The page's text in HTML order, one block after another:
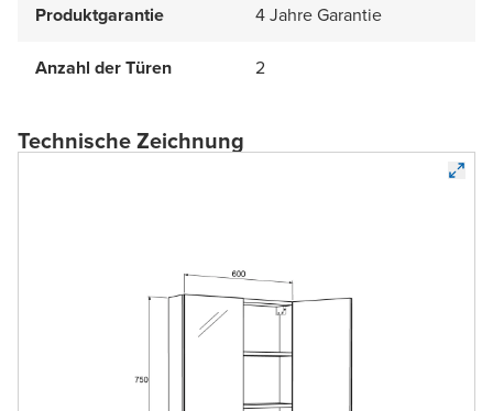
Produktgarantie 4 Jahre Garantie
Anzahl der Türen 2
Technische Zeichnung